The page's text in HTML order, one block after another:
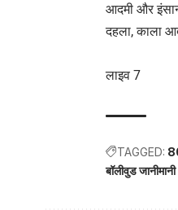
आदमी और
दहला, काला
लाइव 7
TAGGED:
बॉलीवुड